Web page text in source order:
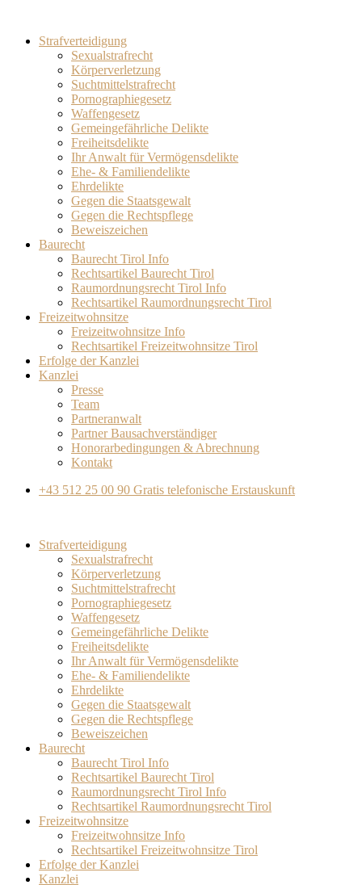
Strafverteidigung
Sexualstrafrecht
Körperverletzung
Suchtmittelstrafrecht
Pornographiegesetz
Waffengesetz
Gemeingefährliche Delikte
Freiheitsdelikte
Ihr Anwalt für Vermögensdelikte
Ehe- & Familiendelikte
Ehrdelikte
Gegen die Staatsgewalt
Gegen die Rechtspflege
Beweiszeichen
Baurecht
Baurecht Tirol Info
Rechtsartikel Baurecht Tirol
Raumordnungsrecht Tirol Info
Rechtsartikel Raumordnungsrecht Tirol
Freizeitwohnsitze
Freizeitwohnsitze Info
Rechtsartikel Freizeitwohnsitze Tirol
Erfolge der Kanzlei
Kanzlei
Presse
Team
Partneranwalt​
Partner Bausachverständiger
Honorarbedingungen & Abrechnung
Kontakt
+43 512 25 00 90 Gratis telefonische Erstauskunft
Strafverteidigung
Sexualstrafrecht
Körperverletzung
Suchtmittelstrafrecht
Pornographiegesetz
Waffengesetz
Gemeingefährliche Delikte
Freiheitsdelikte
Ihr Anwalt für Vermögensdelikte
Ehe- & Familiendelikte
Ehrdelikte
Gegen die Staatsgewalt
Gegen die Rechtspflege
Beweiszeichen
Baurecht
Baurecht Tirol Info
Rechtsartikel Baurecht Tirol
Raumordnungsrecht Tirol Info
Rechtsartikel Raumordnungsrecht Tirol
Freizeitwohnsitze
Freizeitwohnsitze Info
Rechtsartikel Freizeitwohnsitze Tirol
Erfolge der Kanzlei
Kanzlei